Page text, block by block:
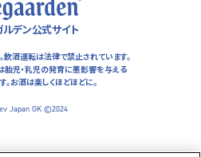
ルデン公式サイト
飲酒運転は法律で禁止されています。
児・乳児の発育に悪影響を与える
。お酒は楽しくほどほどに。
Japan GK ©2024